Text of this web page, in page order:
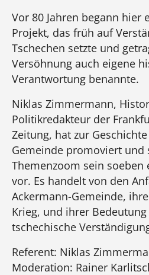
Vor 80 Jahren begann hier
Projekt, das früh auf
Tschechen setzte und
Versöhnung auch eigene
Verantwortung benannte.
Niklas Zimmermann,
Politikredakteur der
Zeitung, hat zur
Gemeinde promoviert und
Themenzoom sein soeben
vor. Es handelt von den
Ackermann-Gemeinde,
Krieg, und ihrer
tschechische
Referent: Niklas
Moderation: Rainer